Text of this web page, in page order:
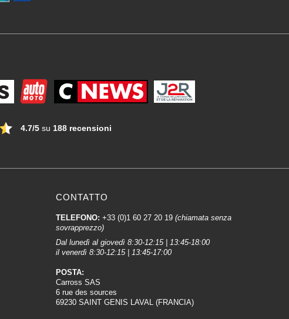
4.7/5 su 188 recensioni
CONTATTO
TELEFONO: +33 (0)1 60 27 20 19 (chiamata senza
sovrapprezzo)
Dal lunedì al giovedì 8:30-12:15 | 13:45-18:00
il venerdì 8:30-12:15 | 13:45-17:00
POSTA:
Carross SAS
6 rue des sources
69230 SAINT GENIS LAVAL (FRANCIA)